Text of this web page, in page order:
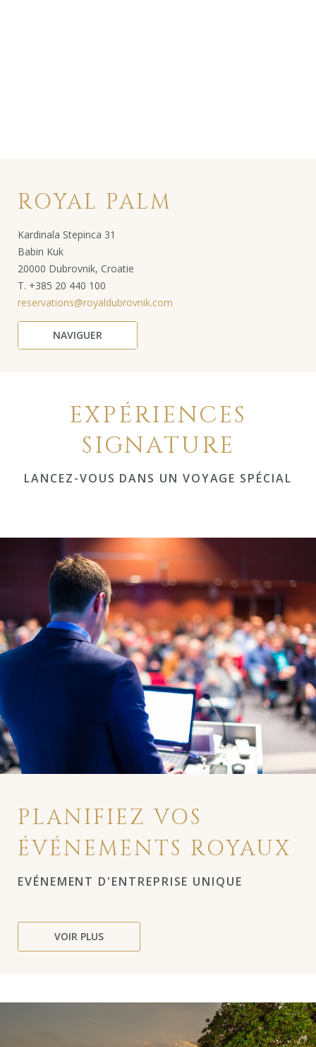
ROYAL PALM
Kardinala Stepinca 31
Babin Kuk
20000 Dubrovnik, Croatie
T. +385 20 440 100
reservations@royaldubrovnik.com
NAVIGUER
EXPÉRIENCES
SIGNATURE
LANCEZ-VOUS DANS UN VOYAGE SPÉCIAL
PLANIFIEZ VOS
ÉVÉNEMENTS ROYAUX
EVÉNEMENT D'ENTREPRISE UNIQUE
VOIR PLUS